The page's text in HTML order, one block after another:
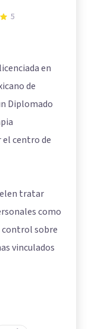
5
en
de
Diplomado
el centro de
tratar
como
control sobre
vinculados